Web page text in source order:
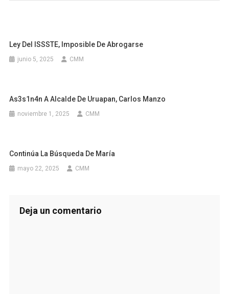
Ley Del ISSSTE, Imposible De Abrogarse
junio 5, 2025 CMM
As3s1n4n A Alcalde De Uruapan, Carlos Manzo
noviembre 1, 2025 CMM
Continúa La Búsqueda De María
mayo 22, 2025 CMM
Deja un comentario